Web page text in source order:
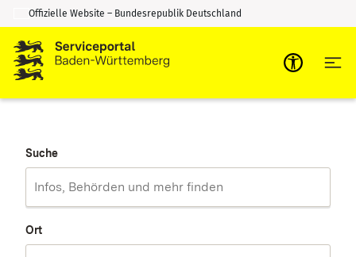
Zum Inhalt springen
Zur Suche springen
Offizielle Website – Bundesrepublik Deutschland
Suche
Ort